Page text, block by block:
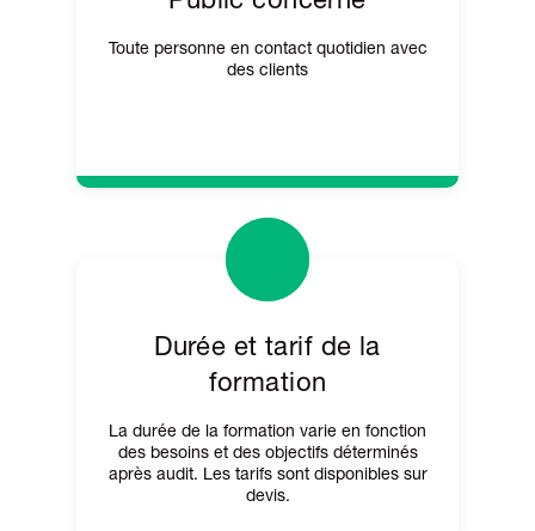
Toute personne en contact quotidien avec
des clients
Durée et tarif de la
formation
La durée de la formation varie en fonction
des besoins et des objectifs déterminés
après audit. Les tarifs sont disponibles sur
devis.